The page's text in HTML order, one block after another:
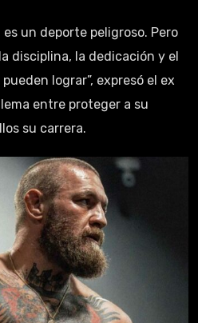
un deporte peligroso. Pero
disciplina, la dedicación y el
lograr”, expresó el ex
entre proteger a su
su carrera.